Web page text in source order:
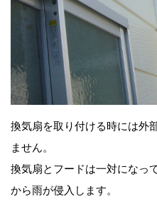
換気扇を取り付ける時には外
ません。
換気扇とフードは一対になっ
から雨が侵入します。